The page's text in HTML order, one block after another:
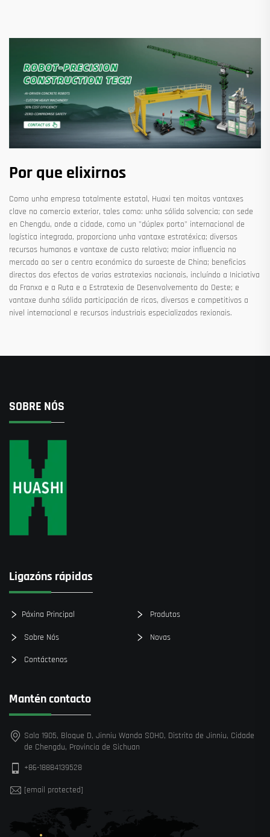
Por que elixirnos
Como unha empresa totalmente estatal, Huaxi ten moitas vantaxes
clave no comercio exterior, tales como: unha sólida solvencia; con sede
en Chengdu, onde a cidade, como un "dúplex porto" internacional de
logística integrada, proporciona unha vantaxe estratéxica; diversos
recursos humanos e vantaxe de custo relativo; maior influencia no
mercado ao ser o centro económico do suroeste de China; beneficios
directos dos efectos de varias estratexias nacionais, incluíndo a Iniciativa
da Franxa e a Ruta e a Estratexia de Desenvolvemento do Oeste; e
vantaxe dunha sólida participación de ricos, diversos e competitivos a
nivel internacional e recursos industriais especializados rexionais.
SOBRE NÓS
Ligazóns rápidas
Páxina Principal Produtos
Sobre Nós Novas
Contáctenos
Mantén contacto
Sala 1905, Bloque D, Jinniu Wanda SOHO, Distrito de Jinniu, Cidade
de Chengdu, Provincia de Sichuan
+86-18884139528
[email protected]